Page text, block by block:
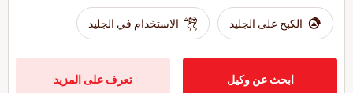
الكبح على الجليد الاستخدام في الجليد
ابحث عن وكيل تعرف على المزيد